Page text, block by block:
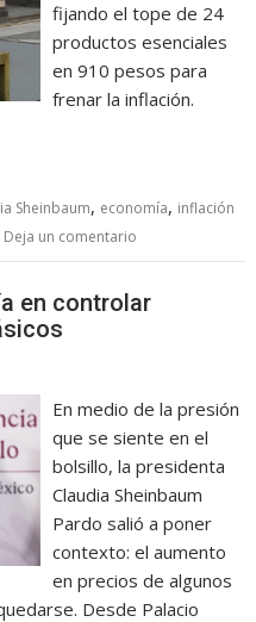
fijando el tope de 24
productos esenciales
en 910 pesos para
frenar la inflación.
Sheinbaum, economía, inflación
Deja un comentario
en controlar
En medio de la presión
que se siente en el
bolsillo, la presidenta
Claudia Sheinbaum
Pardo salió a poner
contexto: el aumento
en precios de algunos
Desde Palacio